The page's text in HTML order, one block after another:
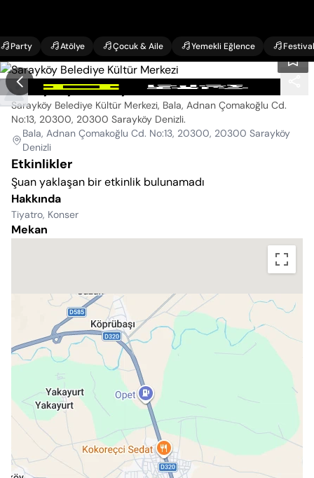
Party Atölye Çocuk & Aile Yemekli Eğlence Festival
Sarayköy Belediye Kültür Merkezi
Sarayköy Belediye Kültür Merkezi, Bala, Adnan Çomakoğlu Cd.
No:13, 20300, 20300 Sarayköy Denizli.
Bala, Adnan Çomakoğlu Cd. No:13, 20300, 20300 Sarayköy
Denizli
Etkinlikler
Şuan yaklaşan bir etkinlik bulunamadı
Hakkında
Tiyatro, Konser
Mekan